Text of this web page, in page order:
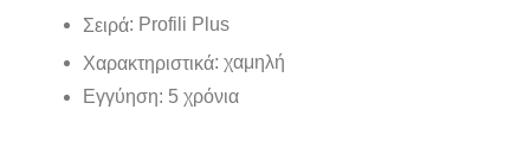
Σειρά: Profili Plus
Χαρακτηριστικά: χαμηλή
Εγγύηση: 5 χρόνια